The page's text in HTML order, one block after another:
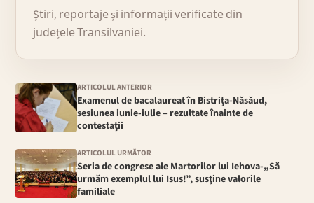
Știri, reportaje și informații verificate din
județele Transilvaniei.
ARTICOLUL ANTERIOR
Examenul de bacalaureat în Bistrița-Năsăud,
sesiunea iunie-iulie – rezultate înainte de
contestaţii
ARTICOLUL URMĂTOR
Seria de congrese ale Martorilor lui Iehova-„Să
urmăm exemplul lui Isus!”, susţine valorile
familiale